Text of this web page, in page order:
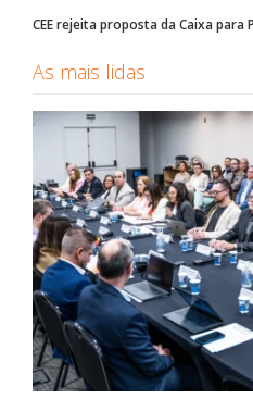
CEE rejeita proposta da Caixa
As mais lidas